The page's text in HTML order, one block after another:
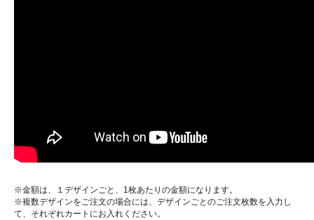
※金額は、１デザインごと、1枚あたりの金額になります。
※複数デザインをご注文の場合には、デザインごとのご注文枚数を入力し
て、それぞれカートにお入れください。